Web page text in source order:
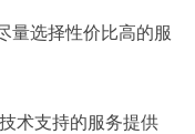
量选择性价比高的服
术支持的服务提供